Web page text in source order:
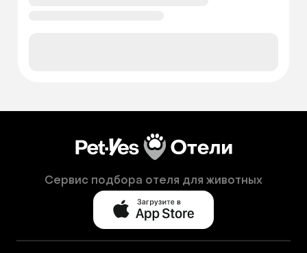
Сервис подбора отеля для животных